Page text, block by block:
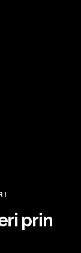
prin